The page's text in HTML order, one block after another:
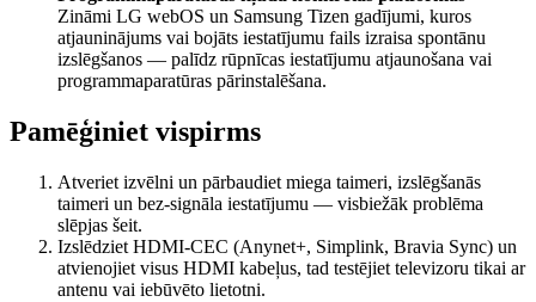
Zināmi LG webOS un Samsung Tizen gadījumi, kuros
atjauninājums vai bojāts iestatījumu fails izraisa spontānu
izslēgšanos — palīdz rūpnīcas iestatījumu atjaunošana vai
programmaparatūras pārinstalēšana.
Pamēģiniet vispirms
Atveriet izvēlni un pārbaudiet miega taimeri, izslēgšanās
taimeri un bez-signāla iestatījumu — visbiežāk problēma
slēpjas šeit.
Izslēdziet HDMI-CEC (Anynet+, Simplink, Bravia Sync) un
atvienojiet visus HDMI kabeļus, tad testējiet televizoru tikai ar
antenu vai iebūvēto lietotni.